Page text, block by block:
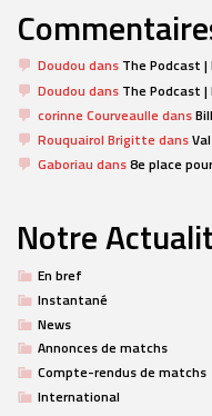
Doudou dans The Podcast |
Doudou dans The Podcast |
corinne Courveaulle dans
Rouquairol Brigitte dans
Gaboriau dans8e place
Notre
En bref
Instantané
News
Annonces de matchs
Compte-rendus de matchs
International